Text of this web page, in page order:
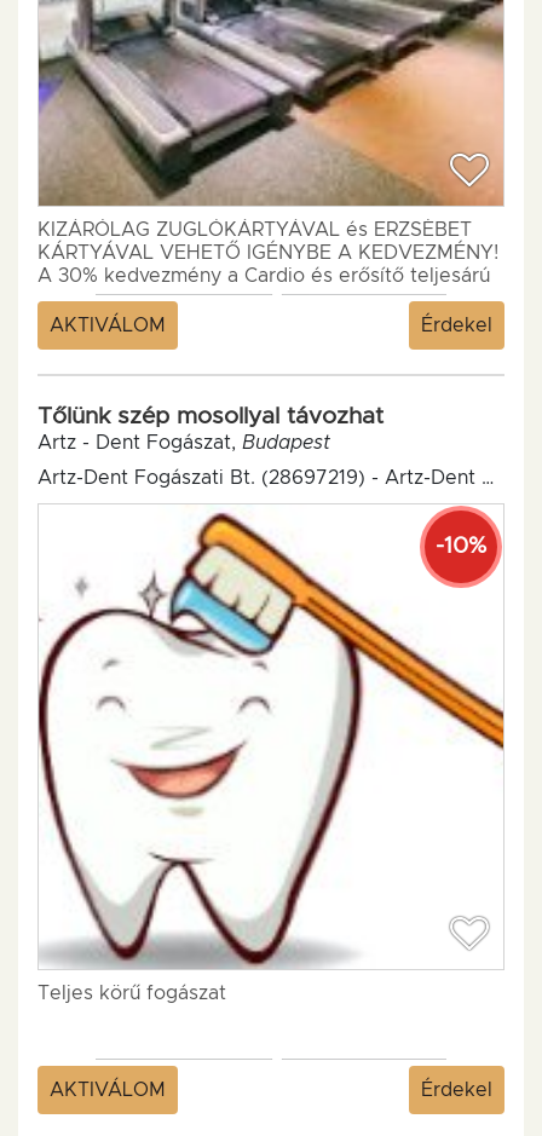
KIZÁRÓLAG ZUGLÓKÁRTYÁVAL és ERZSÉBET
KÁRTYÁVAL VEHETŐ IGÉNYBE A KEDVEZMÉNY!
A 30% kedvezmény a Cardio és erősítő teljesárú
bérlet árára (délelőttiből...
AKTIVÁLOM
Érdekel
Tőlünk szép mosollyal távozhat
Artz - Dent Fogászat, Budapest
Artz-Dent Fogászati Bt. (28697219) - Artz-Dent Fogászat
-10%
Teljes körű fogászat
AKTIVÁLOM Érdekel